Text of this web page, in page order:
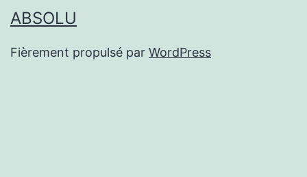
ABSOLU
Fièrement propulsé par WordPress